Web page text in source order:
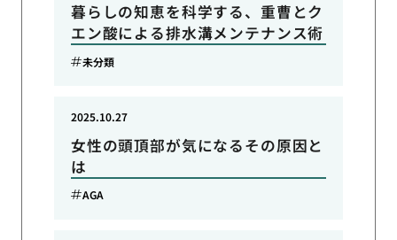
暮らしの知恵を科学する、重曹とク
エン酸による排水溝メンテナンス術
未分類
女性の頭頂部が気になるその原因と
は
2025.10.27
AGA